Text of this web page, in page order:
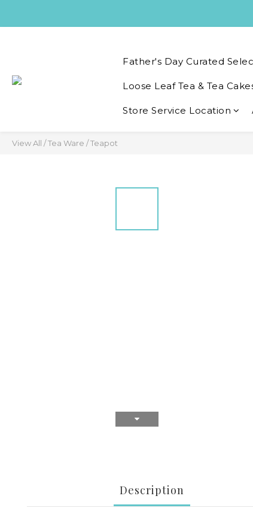
Father's Day Curated
Loose Leaf Tea & Tea
Store Service Location
View All /Tea Ware /Teapot
Description